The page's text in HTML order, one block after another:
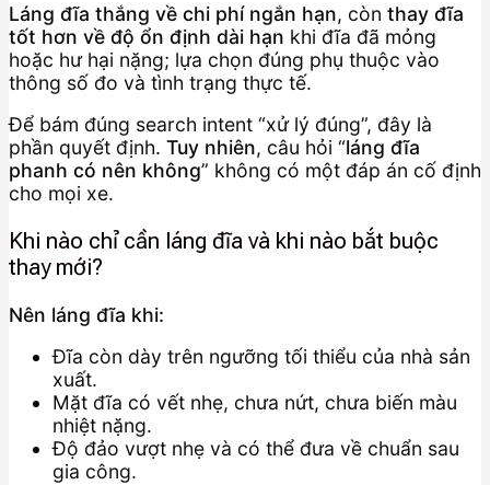
Láng đĩa thắng về chi phí ngắn hạn, còn thay đĩa
tốt hơn về độ ổn định dài hạn khi đĩa đã mỏng
hoặc hư hại nặng; lựa chọn đúng phụ thuộc vào
thông số đo và tình trạng thực tế.
Để bám đúng search intent “xử lý đúng”, đây là
phần quyết định. Tuy nhiên, câu hỏi “láng đĩa
phanh có nên không” không có một đáp án cố định
cho mọi xe.
Khi nào chỉ cần láng đĩa và khi nào bắt buộc
thay mới?
Nên láng đĩa khi:
Đĩa còn dày trên ngưỡng tối thiểu của nhà sản
xuất.
Mặt đĩa có vết nhẹ, chưa nứt, chưa biến màu
nhiệt nặng.
Độ đảo vượt nhẹ và có thể đưa về chuẩn sau
gia công.